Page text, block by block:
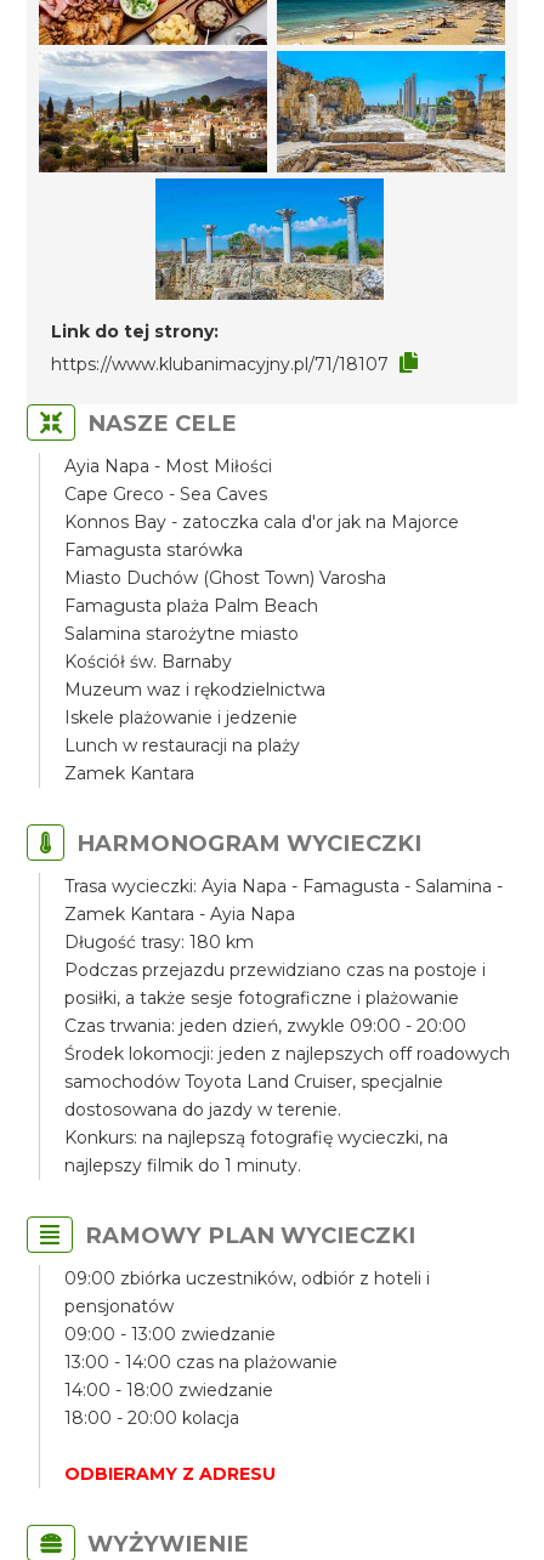
Link do tej strony:
https://www.klubanimacyjny.pl/71/18107
NASZE CELE
Ayia Napa - Most Miłości
Cape Greco - Sea Caves
Konnos Bay - zatoczka cala d'or jak na Majorce
Famagusta starówka
Miasto Duchów (Ghost Town) Varosha
Famagusta plaża Palm Beach
Salamina starożytne miasto
Kościół św. Barnaby
Muzeum waz i rękodzielnictwa
Iskele plażowanie i jedzenie
Lunch w restauracji na plaży
Zamek Kantara
HARMONOGRAM WYCIECZKI
Trasa wycieczki: Ayia Napa - Famagusta - Salamina -
Zamek Kantara - Ayia Napa
Długość trasy: 180 km
Podczas przejazdu przewidziano czas na postoje i
posiłki, a także sesje fotograficzne i plażowanie
Czas trwania: jeden dzień, zwykle 09:00 - 20:00
Środek lokomocji: jeden z najlepszych off roadowych
samochodów Toyota Land Cruiser, specjalnie
dostosowana do jazdy w terenie.
Konkurs: na najlepszą fotografię wycieczki, na
najlepszy filmik do 1 minuty.
RAMOWY PLAN WYCIECZKI
09:00 zbiórka uczestników, odbiór z hoteli i
pensjonatów
09:00 - 13:00 zwiedzanie
13:00 - 14:00 czas na plażowanie
14:00 - 18:00 zwiedzanie
18:00 - 20:00 kolacja
ODBIERAMY Z ADRESU
WYŻYWIENIE